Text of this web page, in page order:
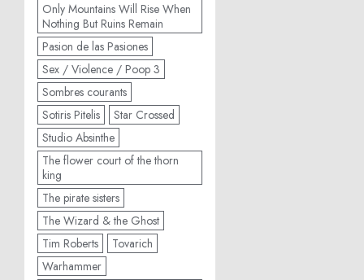
Only Mountains Will Rise When
Nothing But Ruins Remain
Pasion de las Pasiones
Sex / Violence / Poop 3
Sombres courants
Sotiris Pitelis
Star Crossed
Studio Absinthe
The flower court of the thorn
king
The pirate sisters
The Wizard & the Ghost
Tim Roberts
Tovarich
Warhammer